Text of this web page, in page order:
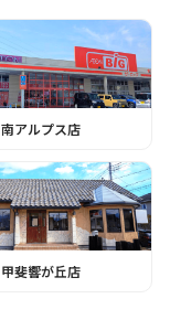
南アルプス店
甲斐響が丘店